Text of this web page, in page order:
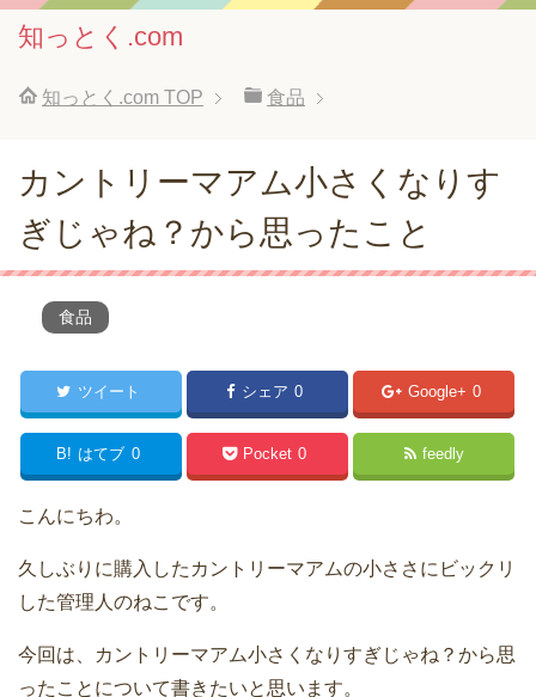
知っとく.com
知っとく.com TOP 食品
カントリーマアム小さくなりす
ぎじゃね？から思ったこと
食品
ツイート シェア 0 Google+ 0
B! はてブ 0 Pocket 0 feedly
こんにちわ。
久しぶりに購入したカントリーマアムの小ささにビックリ
した管理人のねこです。
今回は、カントリーマアム小さくなりすぎじゃね？から思
ったことについて書きたいと思います。